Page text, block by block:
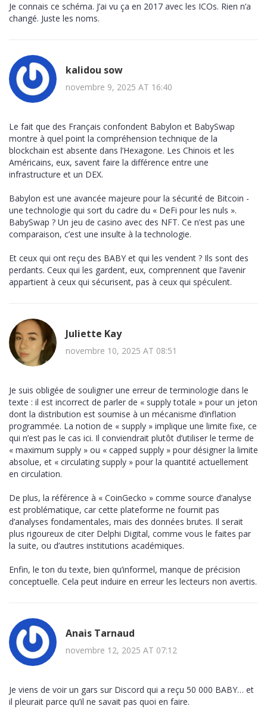
Je connais ce schéma. J’ai vu ça en 2017 avec les ICOs. Rien n’a
changé. Juste les noms.
kalidou sow
novembre 9, 2025 AT 16:40
Le fait que des Français confondent Babylon et BabySwap
montre à quel point la compréhension technique de la
blockchain est absente dans l’Hexagone. Les Chinois et les
Américains, eux, savent faire la différence entre une
infrastructure et un DEX.
Babylon est une avancée majeure pour la sécurité de Bitcoin -
une technologie qui sort du cadre du « DeFi pour les nuls ».
BabySwap ? Un jeu de casino avec des NFT. Ce n’est pas une
comparaison, c’est une insulte à la technologie.
Et ceux qui ont reçu des BABY et qui les vendent ? Ils sont des
perdants. Ceux qui les gardent, eux, comprennent que l’avenir
appartient à ceux qui sécurisent, pas à ceux qui spéculent.
Juliette Kay
novembre 10, 2025 AT 08:51
Je suis obligée de souligner une erreur de terminologie dans le
texte : il est incorrect de parler de « supply totale » pour un jeton
dont la distribution est soumise à un mécanisme d’inflation
programmée. La notion de « supply » implique une limite fixe, ce
qui n’est pas le cas ici. Il conviendrait plutôt d’utiliser le terme de
« maximum supply » ou « capped supply » pour désigner la limite
absolue, et « circulating supply » pour la quantité actuellement
en circulation.
De plus, la référence à « CoinGecko » comme source d’analyse
est problématique, car cette plateforme ne fournit pas
d’analyses fondamentales, mais des données brutes. Il serait
plus rigoureux de citer Delphi Digital, comme vous le faites par
la suite, ou d’autres institutions académiques.
Enfin, le ton du texte, bien qu’informel, manque de précision
conceptuelle. Cela peut induire en erreur les lecteurs non avertis.
Anais Tarnaud
novembre 12, 2025 AT 07:12
Je viens de voir un gars sur Discord qui a reçu 50 000 BABY… et
il pleurait parce qu’il ne savait pas quoi en faire.